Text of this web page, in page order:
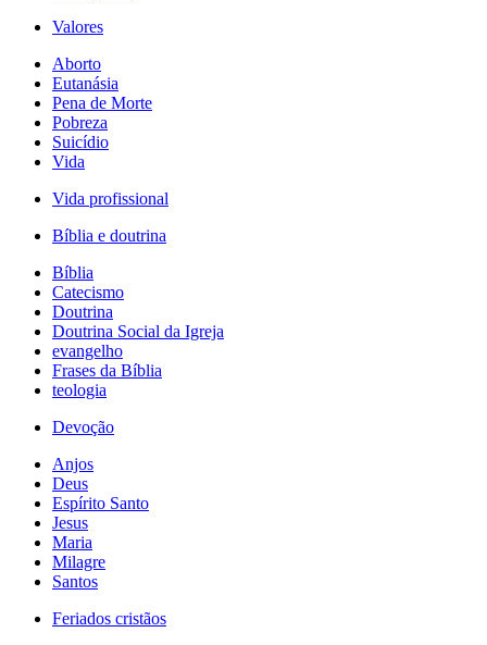
Valores
Aborto
Eutanásia
Pena de Morte
Pobreza
Suicídio
Vida
Vida profissional
Bíblia e doutrina
Bíblia
Catecismo
Doutrina
Doutrina Social da Igreja
evangelho
Frases da Bíblia
teologia
Devoção
Anjos
Deus
Espírito Santo
Jesus
Maria
Milagre
Santos
Feriados cristãos